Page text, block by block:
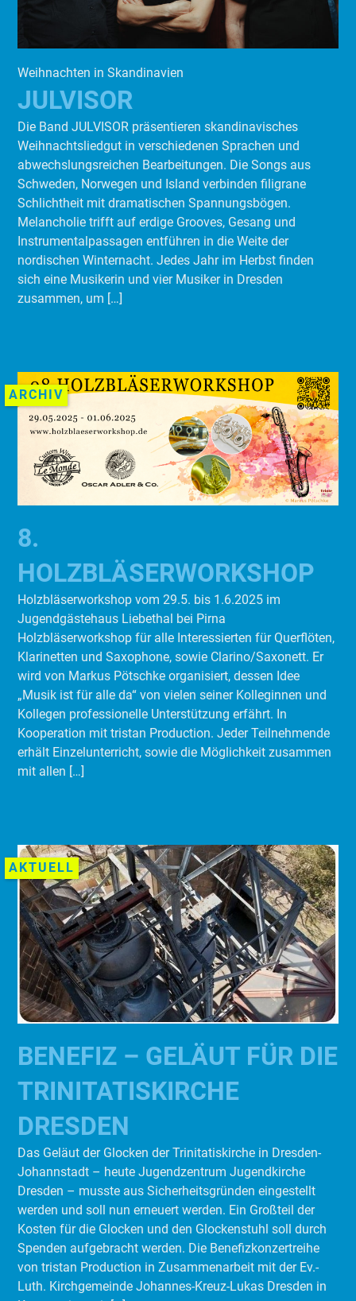
Weihnachten in Skandinavien
JULVISOR
Die Band JULVISOR präsentieren skandinavisches
Weihnachtsliedgut in verschiedenen Sprachen und
abwechslungsreichen Bearbeitungen. Die Songs aus
Schweden, Norwegen und Island verbinden filigrane
Schlichtheit mit dramatischen Spannungsbögen.
Melancholie trifft auf erdige Grooves, Gesang und
Instrumentalpassagen entführen in die Weite der
nordischen Winternacht. Jedes Jahr im Herbst finden
sich eine Musikerin und vier Musiker in Dresden
zusammen, um […]
ARCHIV
8.
HOLZBLÄSERWORKSHOP
Holzbläserworkshop vom 29.5. bis 1.6.2025 im
Jugendgästehaus Liebethal bei Pirna
Holzbläserworkshop für alle Interessierten für Querflöten,
Klarinetten und Saxophone, sowie Clarino/Saxonett. Er
wird von Markus Pötschke organisiert, dessen Idee
„Musik ist für alle da“ von vielen seiner Kolleginnen und
Kollegen professionelle Unterstützung erfährt. In
Kooperation mit tristan Production. Jeder Teilnehmende
erhält Einzelunterricht, sowie die Möglichkeit zusammen
mit allen […]
AKTUELL
BENEFIZ – GELÄUT FÜR DIE
TRINITATISKIRCHE
DRESDEN
Das Geläut der Glocken der Trinitatiskirche in Dresden-
Johannstadt – heute Jugendzentrum Jugendkirche
Dresden – musste aus Sicherheitsgründen eingestellt
werden und soll nun erneuert werden. Ein Großteil der
Kosten für die Glocken und den Glockenstuhl soll durch
Spenden aufgebracht werden. Die Benefizkonzertreihe
von tristan Production in Zusammenarbeit mit der Ev.-
Luth. Kirchgemeinde Johannes-Kreuz-Lukas Dresden in